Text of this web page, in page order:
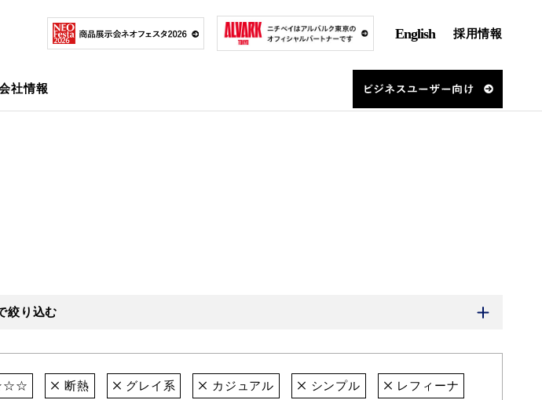
English 採用情報
社情報
絞り込む
断熱 グレイ系 カジュアル シンプル レフィーナ